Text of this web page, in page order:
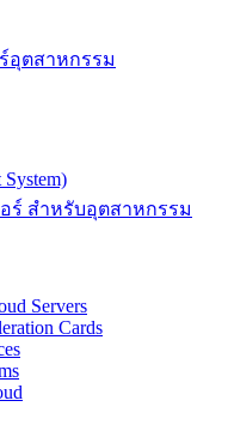
อุตสาหกรรม
ร์ สำหรับอุตสาหกรรม
Servers
Cards